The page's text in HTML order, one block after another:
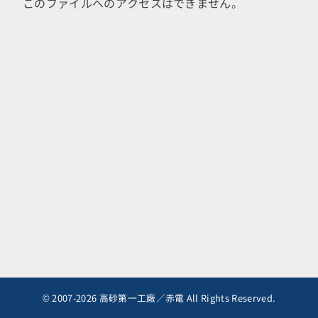
© 2007-2026 高砂第一工廠／赤電 All Rights Reserved.